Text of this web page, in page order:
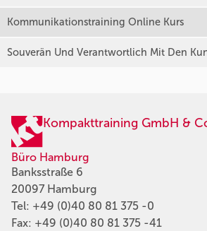
Kommunikationstraining Online Kurs
Souverän Und Verantwortlich Mit Den
Kompakttraining GmbH &
Büro Hamburg
Banksstraße 6
20097 Hamburg
Tel: +49 (0)40 80 81 375 -0
Fax: +49 (0)40 80 81 375 -41